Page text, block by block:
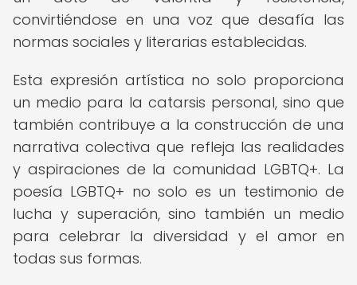
convirtiéndose en una voz que desafía las
normas sociales y literarias establecidas.
Esta expresión artística no solo proporciona
un medio para la catarsis personal, sino que
también contribuye a la construcción de una
narrativa colectiva que refleja las realidades
y aspiraciones de la comunidad LGBTQ+. La
poesía LGBTQ+ no solo es un testimonio de
lucha y superación, sino también un medio
para celebrar la diversidad y el amor en
todas sus formas.